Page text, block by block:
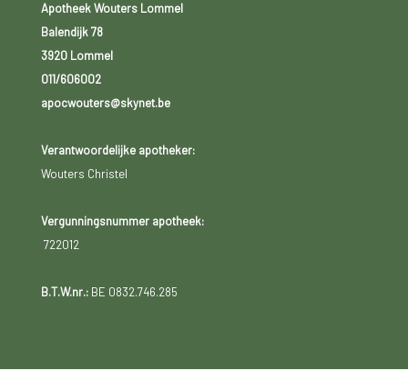
Apotheek Wouters Lommel
Balendijk 78
3920 Lommel
011/606002
apocwouters@skynet.be
Verantwoordelijke apotheker:
Wouters Christel
Vergunningsnummer apotheek:
722012
B.T.W.nr.:BE 0832.746.285